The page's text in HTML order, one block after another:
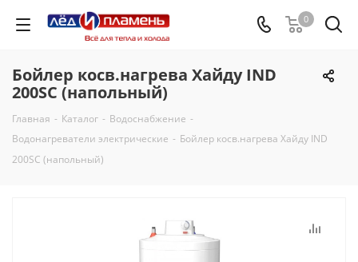
0
Бойлер косв.нагрева Хайду IND
200SC (напольный)
Главная - Каталог - Водоснабжение -
Водонагреватели электрические - Бойлер косв.нагрева Хайду IND
200SC (напольный)